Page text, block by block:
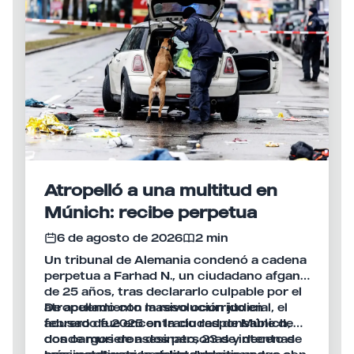
Atropelló a una multitud en
Múnich: recibe perpetua
6 de agosto de 2026
2 min
Un tribunal de Alemania condenó a cadena
perpetua a Farhad N., un ciudadano afgano
de 25 años, tras declararlo culpable por el
atropellamiento masivo ocurrido en
febrero de 2025 en la ciudad de Múnich,
donde murieron dos personas y decenas
De acuerdo con la resolución judicial, el
acusado fue encontrado responsable de
dos cargos de asesinato, 23 de intento de